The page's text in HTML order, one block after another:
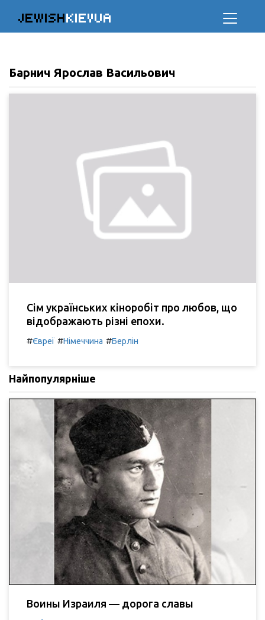
JEWISHKIEVUA
Барнич Ярослав Васильович
Сім українських кіноробіт про любов, що
відображають різні епохи.
#Євреї #Німеччина #Берлін
Найпопулярніше
Воины Израиля — дорога славы